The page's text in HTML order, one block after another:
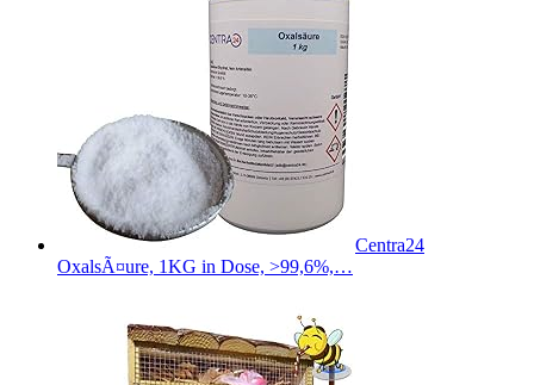
Centra24
OxalsÃ¤ure, 1KG in Dose, >99,6%,…